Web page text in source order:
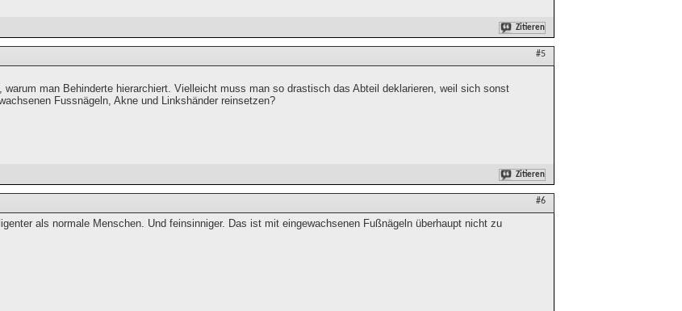
Zitieren
#5
warum man Behinderte hierarchiert. Vielleicht muss man so drastisch das Abteil deklarieren, weil sich sonst
Fussnägeln, Akne und Linkshänder reinsetzen?
Zitieren
#6
als normale Menschen. Und feinsinniger. Das ist mit eingewachsenen Fußnägeln überhaupt nicht zu